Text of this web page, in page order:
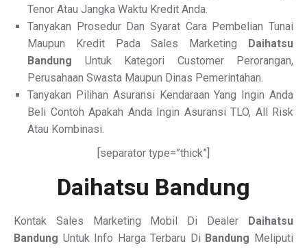
Tenor Atau Jangka Waktu Kredit Anda.
Tanyakan Prosedur Dan Syarat Cara Pembelian Tunai
Maupun Kredit Pada Sales Marketing Daihatsu
Bandung Untuk Kategori Customer Perorangan,
Perusahaan Swasta Maupun Dinas Pemerintahan.
Tanyakan Pilihan Asuransi Kendaraan Yang Ingin Anda
Beli Contoh Apakah Anda Ingin Asuransi TLO, All Risk
Atau Kombinasi.
[separator type=”thick”]
Daihatsu Bandung
Kontak Sales Marketing Mobil Di Dealer Daihatsu
Bandung Untuk Info Harga Terbaru Di Bandung Meliputi